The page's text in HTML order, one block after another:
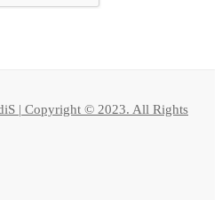
| Copyright © 2023. All Rights